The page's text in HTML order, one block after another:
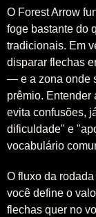
O Forest Arrow
foge bastante do
tradicionais. Em
disparar flechas
— e a zona onde
prêmio. Entender
evita confusões,
dificuldade" e
vocabulário
O fluxo da
você define o
flechas quer no